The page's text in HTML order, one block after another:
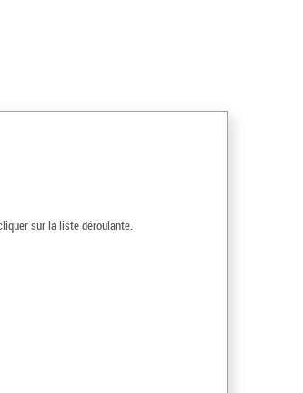
sur la liste déroulante.